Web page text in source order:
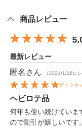
商品レビュー
最新レビュー
匿名 さん （2021/1/16に
ビックカ
ヘビロテ品
何年も使い続けていま
ので割引が嬉しいです。